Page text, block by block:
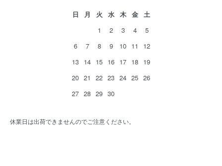
日 月 火 水 木 金
土
1
2 3 4
5
6
7 8 9 10 11
12
13 14 15 16 17 18 19
20 21 22 23 24 25 26
27 28 29 30
休業日は出荷できませんのでご注意ください。